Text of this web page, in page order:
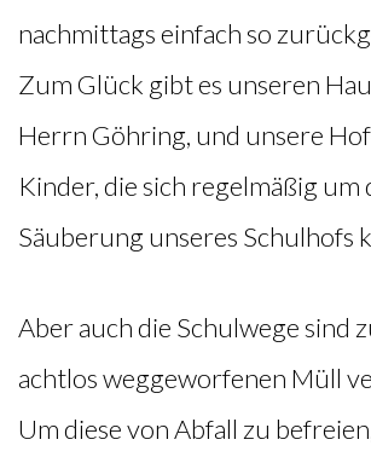
nachmittags einfach so
Zum Glück gibt es unseren
Herrn Göhring, und unsere
Kinder, die sich regelmäßig um
Säuberung unseres Schulhofs
Aber auch die Schulwege sind
achtlos weggeworfenen Müll
Um diese von Abfall zu